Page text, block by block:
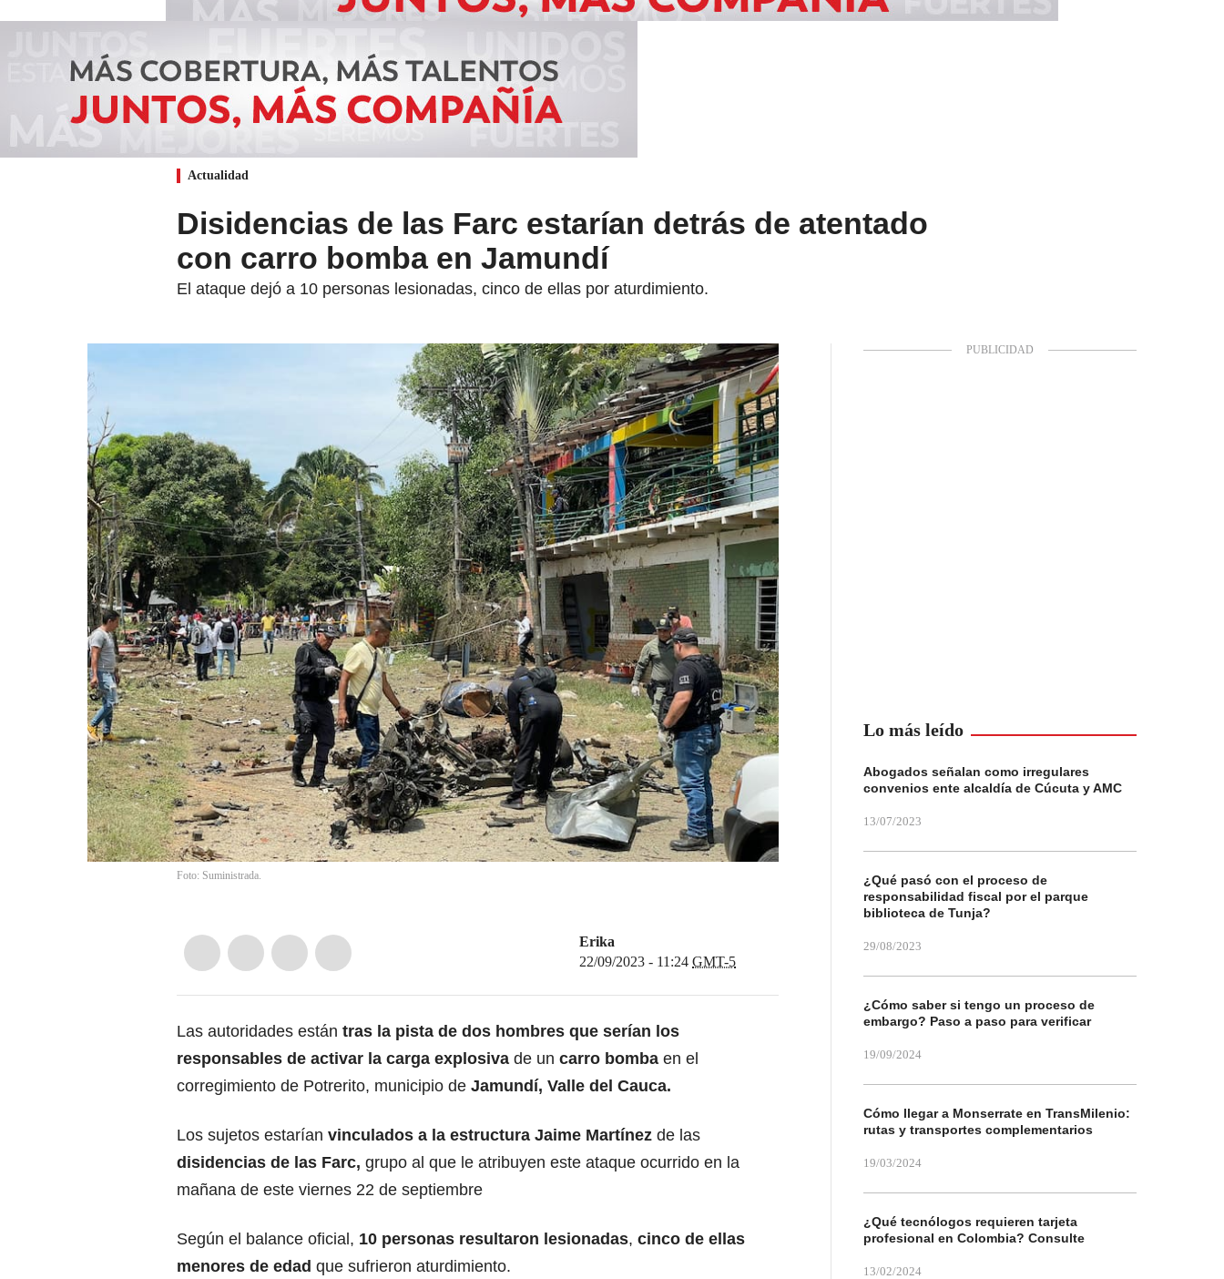
Actualidad
Disidencias de las Farc estarían detrás de atentado
con carro bomba en Jamundí
El ataque dejó a 10 personas lesionadas, cinco de ellas por aturdimiento.
Foto: Suministrada.
Erika
22/09/2023 - 11:24 GMT-5
Las autoridades están tras la pista de dos hombres que serían los
responsables de activar la carga explosiva de un carro bomba en el
corregimiento de Potrerito, municipio de Jamundí, Valle del Cauca.
Los sujetos estarían vinculados a la estructura Jaime Martínez de las
disidencias de las Farc, grupo al que le atribuyen este ataque ocurrido en la
mañana de este viernes 22 de septiembre
Según el balance oficial, 10 personas resultaron lesionadas, cinco de ellas
menores de edad que sufrieron aturdimiento.
Lo más leído
Abogados señalan como irregulares
convenios ente alcaldía de Cúcuta y AMC
13/07/2023
¿Qué pasó con el proceso de
responsabilidad fiscal por el parque
biblioteca de Tunja?
29/08/2023
¿Cómo saber si tengo un proceso de
embargo? Paso a paso para verificar
19/09/2024
Cómo llegar a Monserrate en TransMilenio:
rutas y transportes complementarios
19/03/2024
¿Qué tecnólogos requieren tarjeta
profesional en Colombia? Consulte
13/02/2024